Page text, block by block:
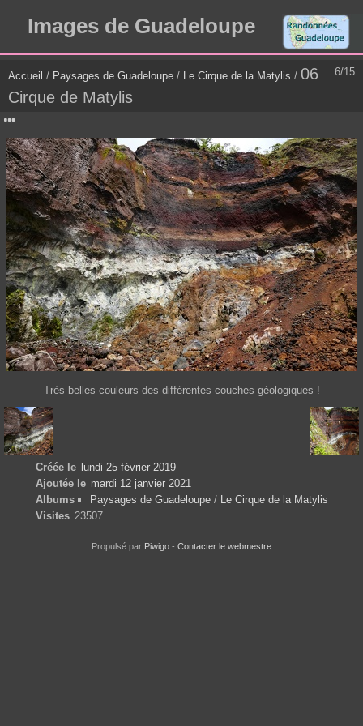
Images de Guadeloupe
6/15
Accueil / Paysages de Guadeloupe / Le Cirque de la Matylis / 06
Cirque de Matylis
Très belles couleurs des différentes couches géologiques !
Créée le
lundi 25 février 2019
Ajoutée le mardi 12 janvier 2021
Albums
Paysages de Guadeloupe / Le Cirque de la Matylis
Visites 23507
Propulsé par Piwigo - Contacter le webmestre